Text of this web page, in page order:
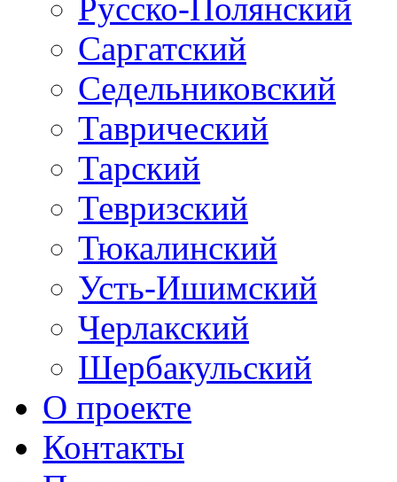
Русско-Полянский
Саргатский
Седельниковский
Таврический
Тарский
Тевризский
Тюкалинский
Усть-Ишимский
Черлакский
Шербакульский
О проекте
Контакты